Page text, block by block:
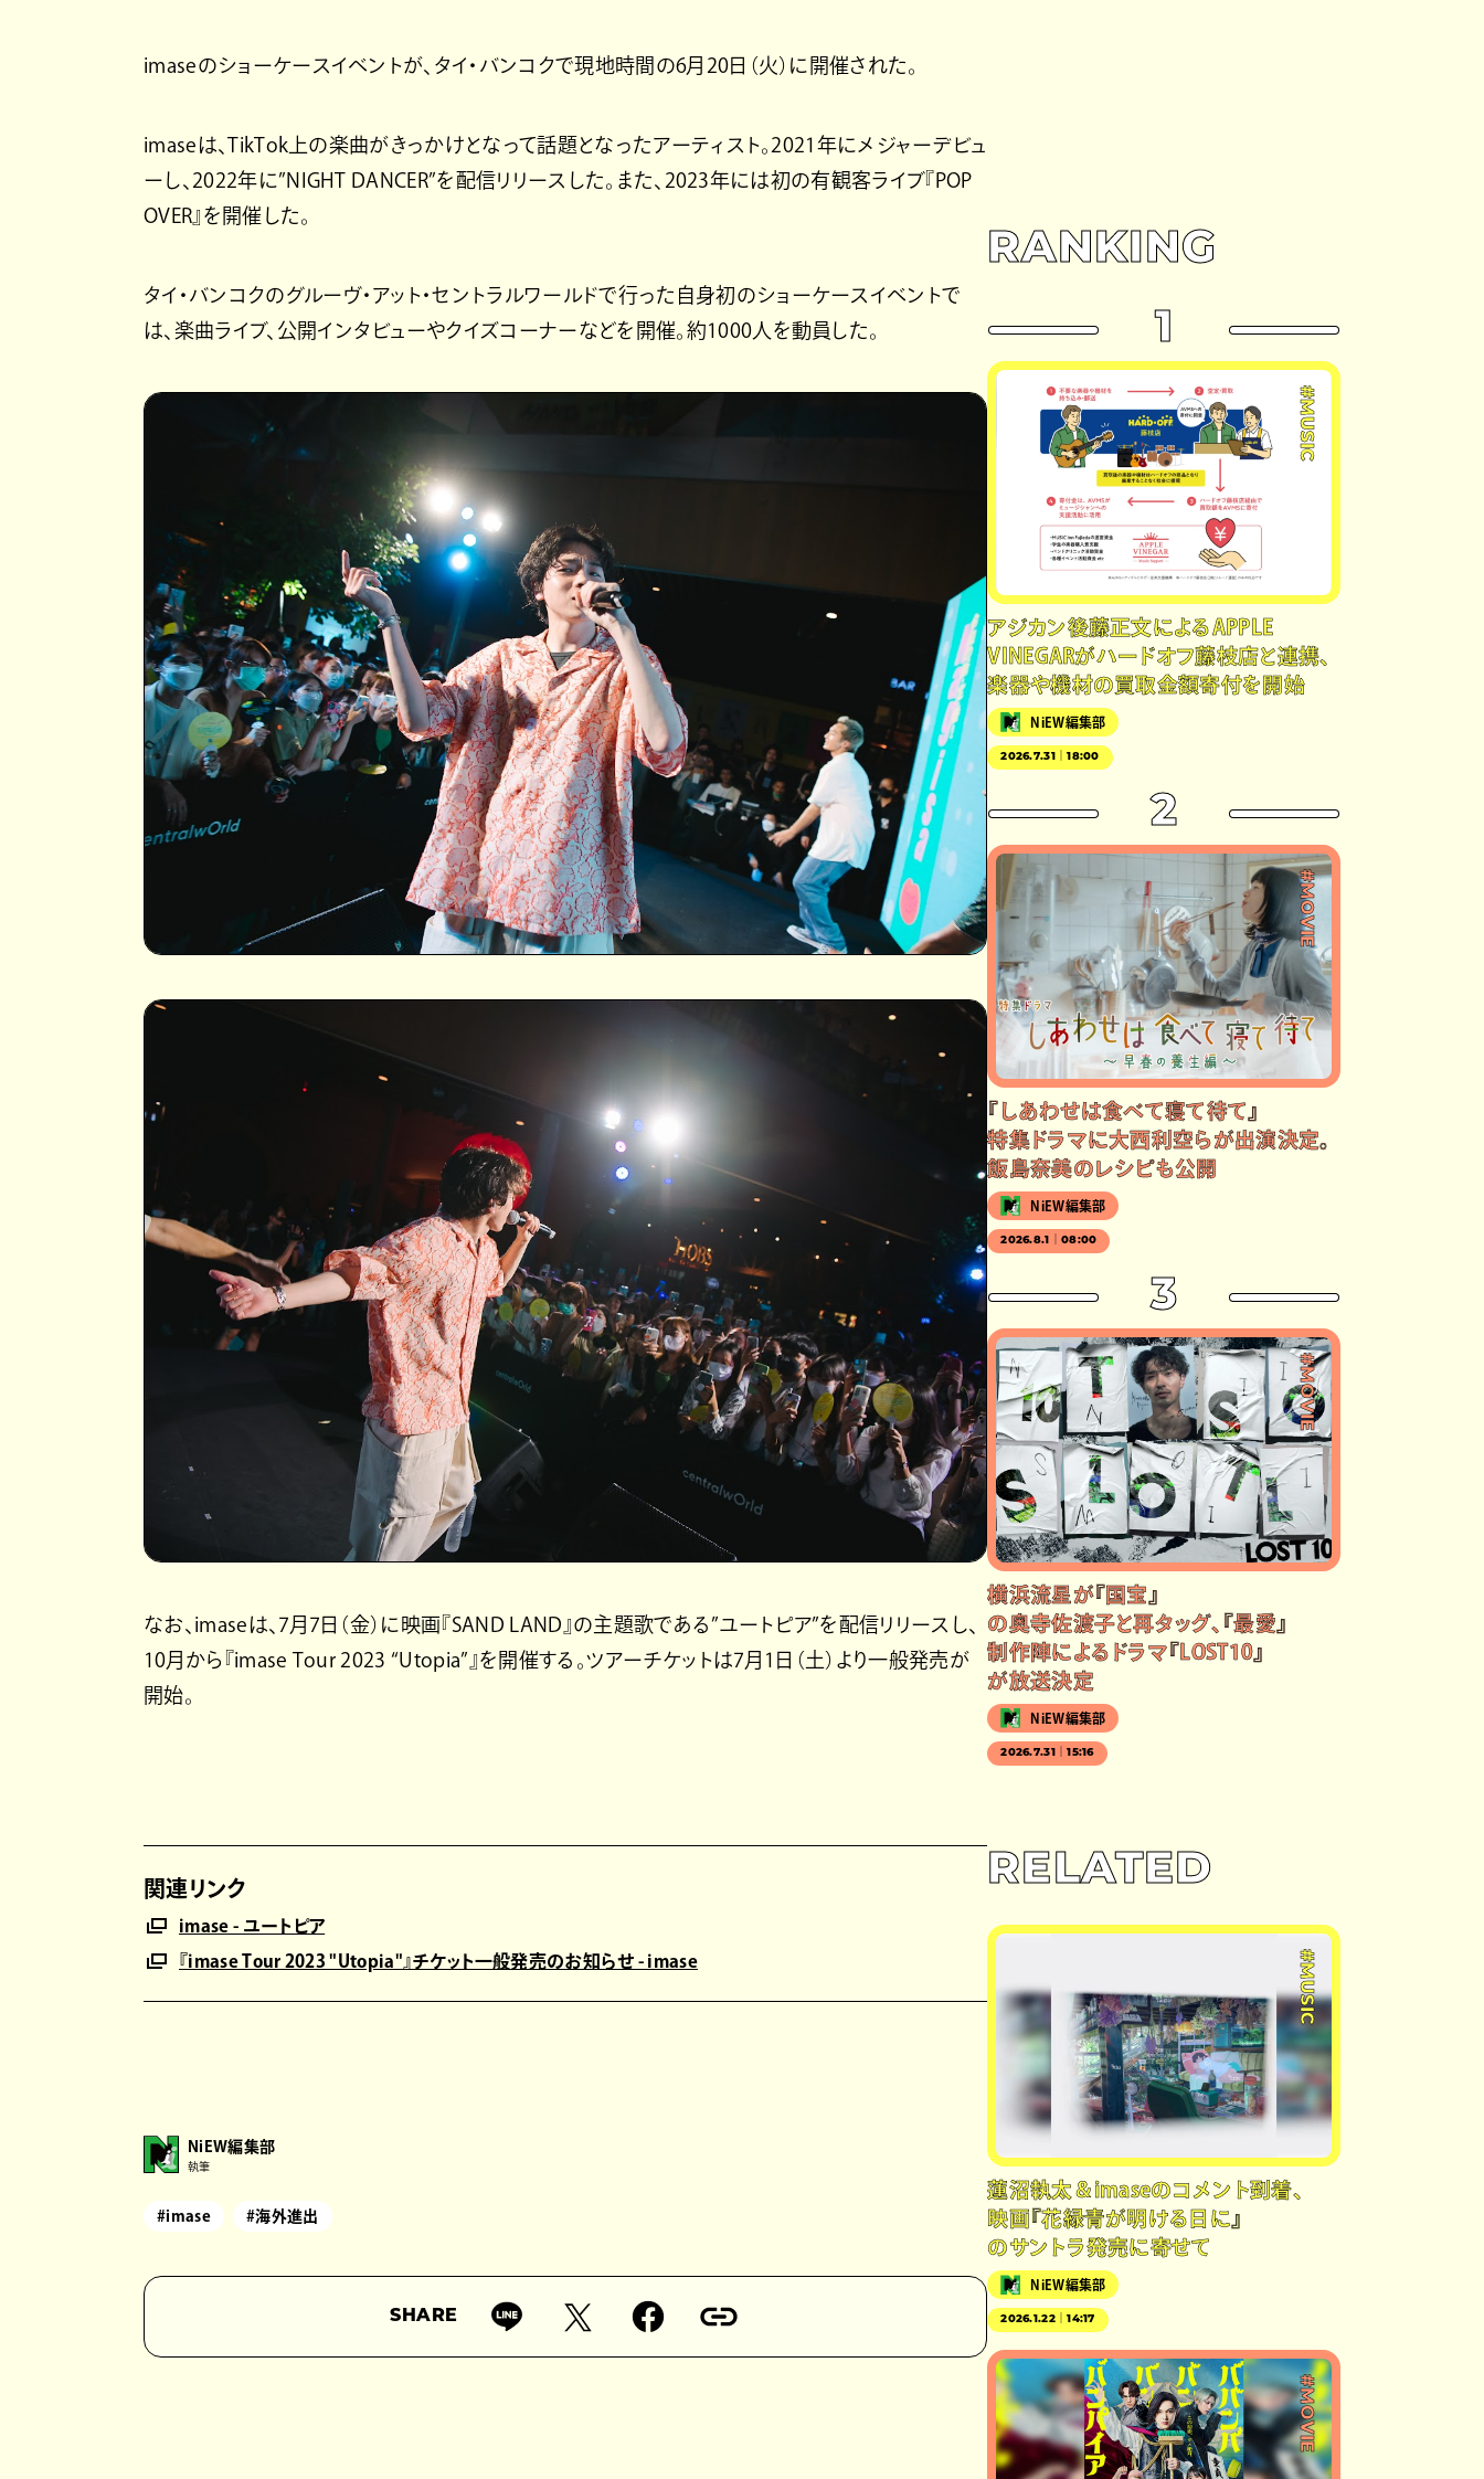
imaseのショーケースイベントが、タイ・バンコクで現地時間の6月20日（火）に開催された。
imaseは、TikTok上の楽曲がきっかけとなって話題となったアーティスト。2021年にメジャーデビュ
ーし、2022年に”NIGHT DANCER”を配信リリースした。また、2023年には初の有観客ライブ『POP
OVER』を開催した。
タイ・バンコクのグルーヴ・アット・セントラルワールドで行った自身初のショーケースイベントで
は、楽曲ライブ、公開インタビューやクイズコーナーなどを開催。約1000人を動員した。
なお、imaseは、7月7日（金）に映画『SAND LAND』の主題歌である”ユートピア”を配信リリースし、
10月から『imase Tour 2023 “Utopia”』を開催する。ツアーチケットは7月1日（土）より一般発売が
開始。
関連リンク
imase - ユートピア
『imase Tour 2023 "Utopia"』チケット一般発売のお知らせ - imase
NiEW編集部
執筆
#imase #海外進出
SHARE
RANKING
1
#MUSIC
アジカン後藤正文によるAPPLE
VINEGARがハードオフ藤枝店と連携、
楽器や機材の買取金額寄付を開始
NiEW編集部
2026.7.31｜18:00
2
#MOVIE
『しあわせは食べて寝て待て』
特集ドラマに大西利空らが出演決定。
飯島奈美のレシピも公開
NiEW編集部
2026.8.1｜08:00
3
#MOVIE
横浜流星が『国宝』
の奥寺佐渡子と再タッグ、『最愛』
制作陣によるドラマ『LOST10』
が放送決定
NiEW編集部
2026.7.31｜15:16
RELATED
#MUSIC
蓮沼執太＆imaseのコメント到着、
映画『花緑青が明ける日に』
のサントラ発売に寄せて
NiEW編集部
2026.1.22｜14:17
#MOVIE